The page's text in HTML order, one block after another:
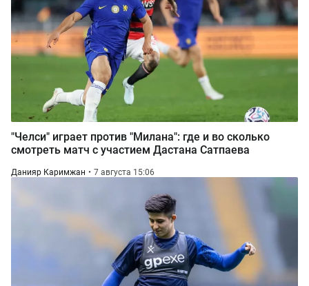
"Челси" играет против "Милана": где и во сколько
смотреть матч с участием Дастана Сатпаева
Данияр Каримжан 7 августа 15:06